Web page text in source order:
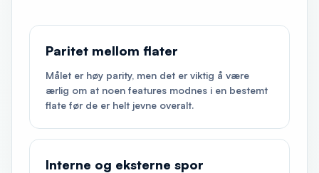
Paritet mellom flater
Målet er høy parity, men det er viktig å være
ærlig om at noen features modnes i en bestemt
flate før de er helt jevne overalt.
Interne og eksterne spor